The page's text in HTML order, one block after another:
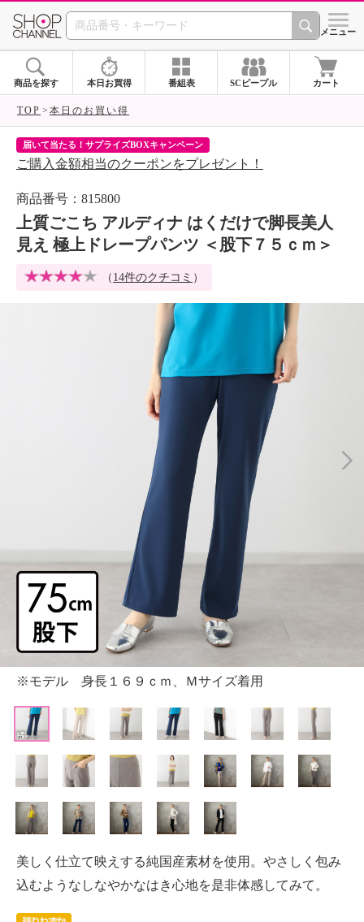
SHOP CHANNEL シメニュー
商品を探す 本日お買得 番組表 SCピープル カート
TOP 本日のお買い得
届いて当たる！サプライズBOXキャンペーン
ご購入金額相当のクーポンをプレゼント！
商品番号：815800
上質ごこち アルディナ はくだけで脚長美人
見え 極上ドレープパンツ ＜股下７５ｃｍ＞
（ 14件のクチコミ ）
※モデル 身長１６９ｃｍ、Ｍサイズ着用
美しく仕立て映えする純国産素材を使用。やさしく包み
込むようなしなやかなはき心地を是非体感してみて。